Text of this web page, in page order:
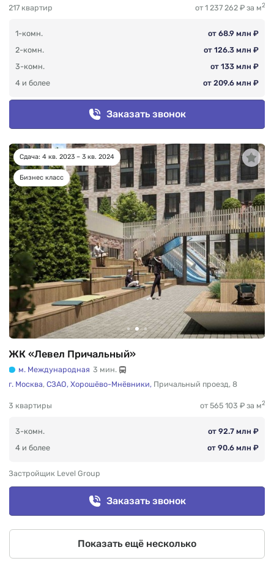
217 квартир от 1 237 262 ₽ за м2
1-комн.
от 68.9 млн ₽
2-комн.
от 126.3 млн ₽
3-комн.
от 133 млн ₽
4 и более
от 209.6 млн ₽
Заказать звонок
ЖК «Левел Причальный»
м. Международная 3 мин.
г. Москва, СЗАО, Хорошёво-Мнёвники, Причальный проезд, 8
3 квартиры от 565 103 ₽ за м2
3-комн.
от 92.7 млн ₽
4 и более
от 90.6 млн ₽
Застройщик Level Group
Заказать звонок
Сдача: 4 кв. 2023 – 3 кв. 2024
Бизнес класс
Показать ещё несколько